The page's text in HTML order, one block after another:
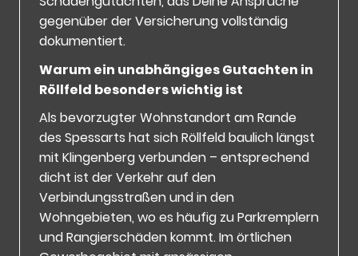
gegenüber der Versicherung vollständig
dokumentiert.
Warum ein unabhängiges Gutachten in
Röllfeld besonders wichtig ist
Als bevorzugter Wohnstandort am Rande
des Spessarts hat sich Röllfeld baulich längst
mit Klingenberg verbunden – entsprechend
dicht ist der Verkehr auf den
Verbindungsstraßen und in den
Wohngebieten, wo es häufig zu Parkremplern
und Rangierschäden kommt. Im örtlichen